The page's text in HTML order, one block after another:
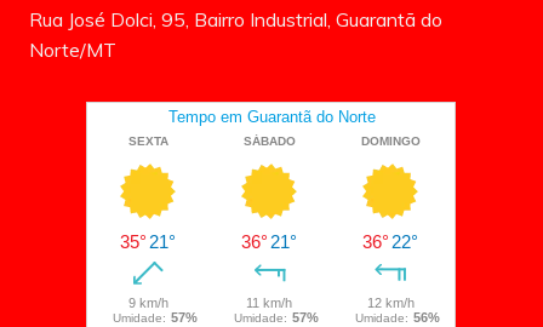
Rua José Dolci, 95, Bairro Industrial, Guarantã do
Norte/MT